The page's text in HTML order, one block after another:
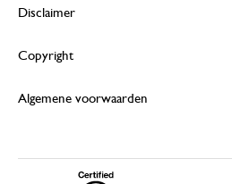
Disclaimer
Copyright
Algemene voorwaarden